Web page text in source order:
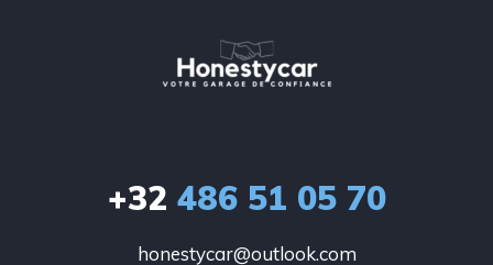
+32 486 51 05 70
honestycar@outlook.com